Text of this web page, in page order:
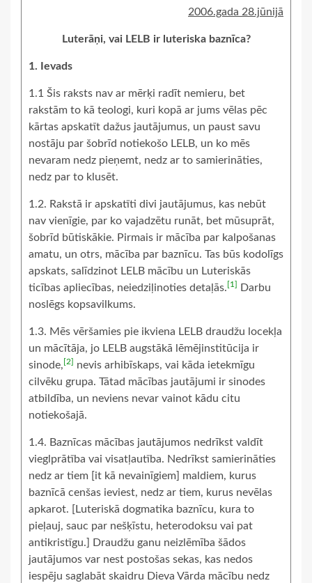
2006.gada 28.jūnijā
Luterāņi, vai LELB ir luteriska baznīca?
1. Ievads
1.1 Šis raksts nav ar mērķi radīt nemieru, bet
rakstām to kā teologi, kuri kopā ar jums vēlas pēc
kārtas apskatīt dažus jautājumus, un paust savu
nostāju par šobrīd notiekošo LELB, un ko mēs
nevaram nedz pieņemt, nedz ar to samierināties,
nedz par to klusēt.
1.2. Rakstā ir apskatīti divi jautājumus, kas nebūt
nav vienīgie, par ko vajadzētu runāt, bet mūsuprāt,
šobrīd būtiskākie. Pirmais ir mācība par kalpošanas
amatu, un otrs, mācība par baznīcu. Tas būs kodolīgs
apskats, salīdzinot LELB mācību un Luteriskās
ticības apliecības, neiedziļinoties detaļās. [1]
Darbu
noslēgs kopsavilkums.
1.3. Mēs vēršamies pie ikviena LELB draudžu locekļa
un mācītāja, jo LELB augstākā lēmējinstitūcija ir
sinode, [2]
nevis arhibīskaps, vai kāda ietekmīgu
cilvēku grupa. Tātad mācības jautājumi ir sinodes
atbildība, un neviens nevar vainot kādu citu
notiekošajā.
1.4. Baznīcas mācības jautājumos nedrīkst valdīt
vieglprātība vai visatļautība. Nedrīkst samierināties
nedz ar tiem [it kā nevainīgiem] maldiem, kurus
baznīcā cenšas ieviest, nedz ar tiem, kurus nevēlas
apkarot. [Luteriskā dogmatika baznīcu, kura to
pieļauj, sauc par nešķīstu, heterodoksu vai pat
antikristīgu.] Draudžu ganu neizlēmība šādos
jautājumos var nest postošas sekas, kas nedos
iespēju saglabāt skaidru Dieva Vārda mācību nedz